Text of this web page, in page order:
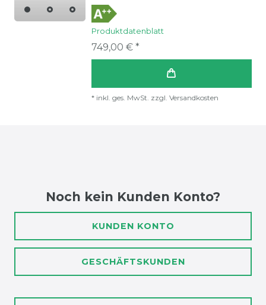
Produktdatenblatt
749,00 € *
* inkl. ges. MwSt. zzgl. Versandkosten
Noch kein Kunden Konto?
KUNDEN KONTO
GESCHÄFTSKUNDEN